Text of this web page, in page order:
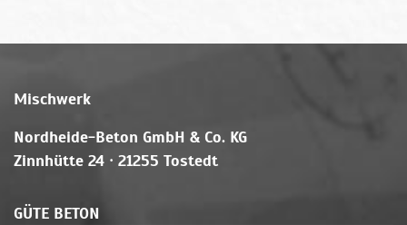
Mischwerk
Nordheide-Beton GmbH & Co. KG
Zinnhütte 24 · 21255 Tostedt
GÜTE BETON